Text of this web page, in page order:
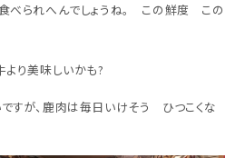
べられへんでしょうね。 この鮮度 この
より美味しいかも?
すが、鹿肉は毎日いけそう ひつこくな